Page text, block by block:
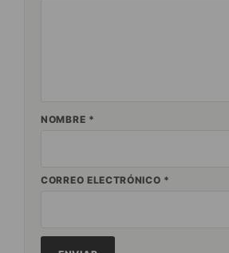
NOMBRE *
CORREO ELECTRÓNICO *